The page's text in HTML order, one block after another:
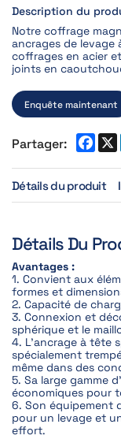
Description du
Notre coffrage
ancrages de levage
coffrages en acier
joints en
Enquête maintenant
Partager:
Détails du produit
Détails Du
Avantages :
1. Convient aux
formes et
2. Capacité de
3. Connexion et
sphérique et le
4. L'ancrage à tête
spécialement
même dans des
5. Sa large gamme
économiques pour
6. Son équipement
pour un levage et
effort.